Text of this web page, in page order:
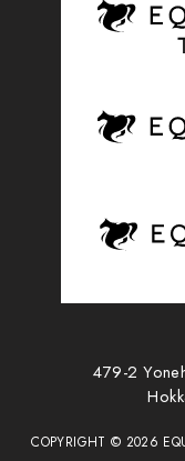
479-2
COPYRIGHT © 2026